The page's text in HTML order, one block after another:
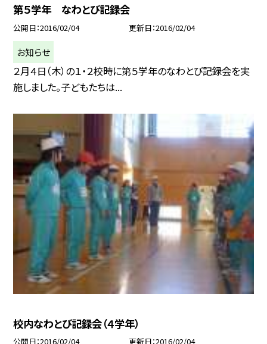
第５学年 なわとび記録会
公開日 2016/02/04 更新日 2016/02/04
お知らせ
２月４日（木）の１・２校時に第５学年のなわとび記録会を実
施しました。子どもたちは...
校内なわとび記録会（４学年）
公開日 2016/02/04 更新日 2016/02/04